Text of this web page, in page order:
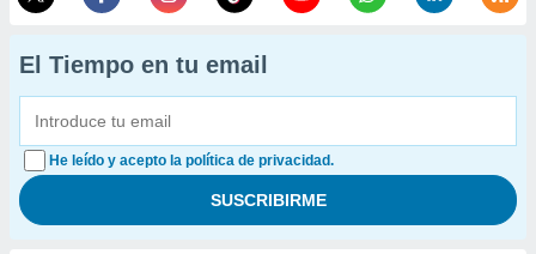
El Tiempo en tu email
He leído y acepto la política de privacidad.